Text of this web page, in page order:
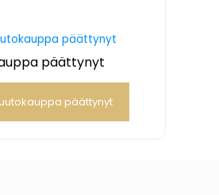
päättynyt
päättynyt
päättynyt